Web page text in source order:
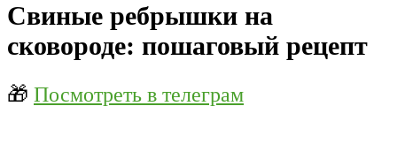
Свиные ребрышки на
сковороде: пошаговый рецепт
🎁 Посмотреть в телеграм